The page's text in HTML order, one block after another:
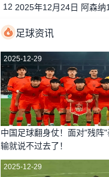
12
足球资讯
2025-12-29
中国足球翻身仗！面对"残阵
输就说不过去了！
2025-12-29